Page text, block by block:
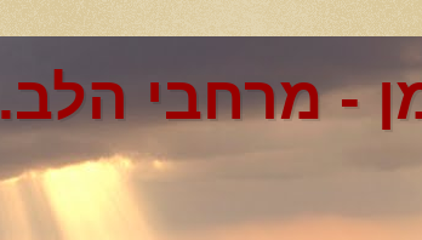
- מרחבי הלב.